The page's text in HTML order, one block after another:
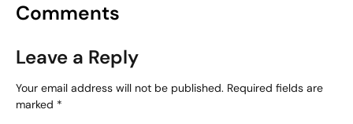
Comments
Leave a Reply
Your email address will not be published. Required fields are
marked *